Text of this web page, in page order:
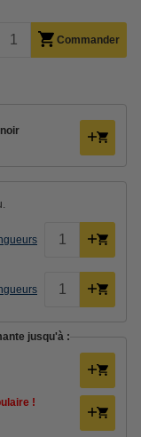
Commander
jusqu'à :
!